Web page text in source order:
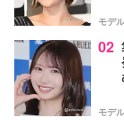
モデ
02
モデ